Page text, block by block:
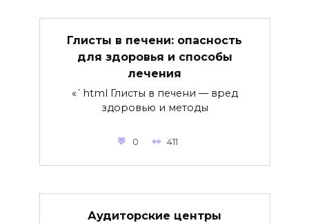
Глисты в печени: опасность
для здоровья и способы
лечения
«`html Глисты в печени — вред
здоровью и методы
0 411
Аудиторские центры